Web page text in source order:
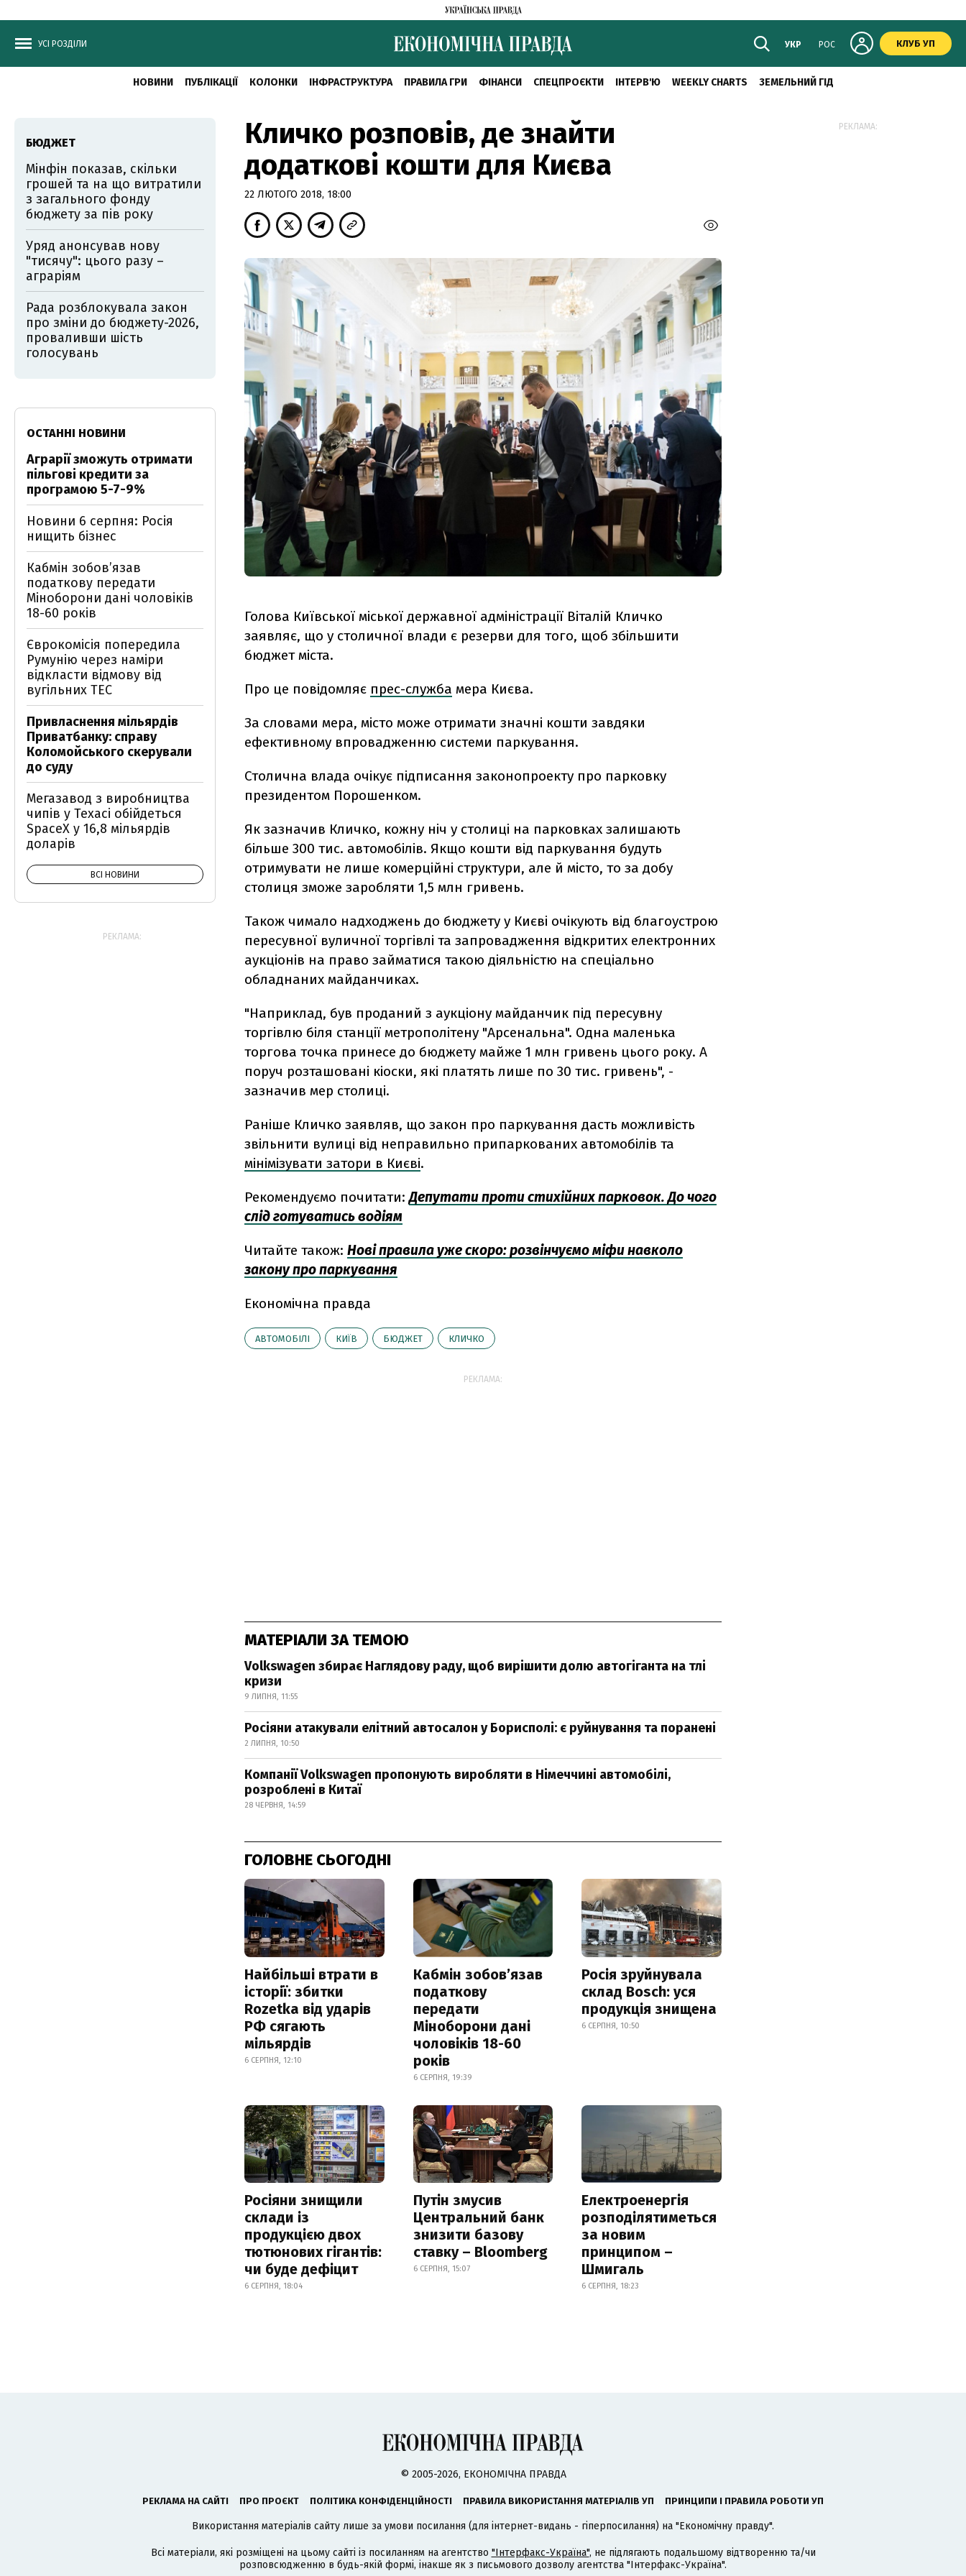
УСІ РОЗДІЛИ УКР РОС КЛУБ УП
НОВИНИ ПУБЛІКАЦІЇ КОЛОНКИ ІНФРАСТРУКТУРА ПРАВИЛА ГРИ ФІНАНСИ СПЕЦПРОЄКТИ ІНТЕРВ'Ю WEEKLY CHARTS ЗЕМЕЛЬНИЙ ГІД
Кличко розповів, де знайти
додаткові кошти для Києва
22 ЛЮТОГО 2018, 18:00
Голова Київської міської державної адміністрації Віталій Кличко
заявляє, що у столичної влади є резерви для того, щоб збільшити
бюджет міста.
Про це повідомляє прес-служба мера Києва.
За словами мера, місто може отримати значні кошти завдяки
ефективному впровадженню системи паркування.
Столична влада очікує підписання законопроекту про парковку
президентом Порошенком.
Як зазначив Кличко, кожну ніч у столиці на парковках залишають
більше 300 тис. автомобілів. Якщо кошти від паркування будуть
отримувати не лише комерційні структури, але й місто, то за добу
столиця зможе заробляти 1,5 млн гривень.
Також чимало надходжень до бюджету у Києві очікують від благоустрою
пересувної вуличної торгівлі та запровадження відкритих електронних
аукціонів на право займатися такою діяльністю на спеціально
обладнаних майданчиках.
"Наприклад, був проданий з аукціону майданчик під пересувну
торгівлю біля станції метрополітену "Арсенальна". Одна маленька
торгова точка принесе до бюджету майже 1 млн гривень цього року. А
поруч розташовані кіоски, які платять лише по 30 тис. гривень", -
зазначив мер столиці.
Раніше Кличко заявляв, що закон про паркування дасть можливість
звільнити вулиці від неправильно припаркованих автомобілів та
мінімізувати затори в Києві.
Рекомендуємо почитати:Депутати проти стихійних парковок. До чого
слід готуватись водіям
Читайте також: Нові правила уже скоро: розвінчуємо міфи навколо
закону про паркування
Економічна правда
АВТОМОБІЛІ КИЇВ БЮДЖЕТ КЛИЧКО
РЕКЛАМА:
МАТЕРІАЛИ ЗА ТЕМОЮ
Volkswagen збирає Наглядову раду, щоб вирішити долю автогіганта на тлі
кризи
9 ЛИПНЯ, 11:55
Росіяни атакували елітний автосалон у Борисполі: є руйнування та поранені
2 ЛИПНЯ, 10:50
Компанії Volkswagen пропонують виробляти в Німеччині автомобілі,
розроблені в Китаї
28 ЧЕРВНЯ, 14:59
ГОЛОВНЕ СЬОГОДНІ
Найбільші втрати в
історії: збитки
Rozetka від ударів
РФ сягають
мільярдів
6 СЕРПНЯ, 12:10
Кабмін зобовʼязав
податкову
передати
Міноборони дані
чоловіків 18-60
років
6 СЕРПНЯ, 19:39
Росія зруйнувала
склад Bosch: уся
продукція знищена
6 СЕРПНЯ, 10:50
Росіяни знищили
склади із
продукцією двох
тютюнових гігантів:
чи буде дефіцит
6 СЕРПНЯ, 18:04
Путін змусив
Центральний банк
знизити базову
ставку – Bloomberg
6 СЕРПНЯ, 15:07
Електроенергія
розподілятиметься
за новим
принципом –
Шмигаль
6 СЕРПНЯ, 18:23
БЮДЖЕТ
Мінфін показав, скільки
грошей та на що витратили
з загального фонду
бюджету за пів року
Уряд анонсував нову
"тисячу": цього разу –
аграріям
Рада розблокувала закон
про зміни до бюджету-2026,
проваливши шість
голосувань
ОСТАННІ НОВИНИ
Аграрії зможуть отримати
пільгові кредити за
програмою 5-7-9%
Новини 6 серпня: Росія
нищить бізнес
Кабмін зобовʼязав
податкову передати
Міноборони дані чоловіків
18-60 років
Єврокомісія попередила
Румунію через наміри
відкласти відмову від
вугільних ТЕС
Привласнення мільярдів
Приватбанку: справу
Коломойського скерували
до суду
Мегазавод з виробництва
чипів у Техасі обійдеться
SpaceX у 16,8 мільярдів
доларів
ВСІ НОВИНИ
РЕКЛАМА:
РЕКЛАМА:
© 2005-2026, ЕКОНОМІЧНА ПРАВДА
РЕКЛАМА НА САЙТІ ПРО ПРОЄКТ ПОЛІТИКА КОНФІДЕНЦІЙНОСТІ ПРАВИЛА ВИКОРИСТАННЯ МАТЕРІАЛІВ УП ПРИНЦИПИ І ПРАВИЛА РОБОТИ УП
Використання матеріалів сайту лише за умови посилання (для інтернет-видань - гіперпосилання) на "Економічну правду".
Всі матеріали, які розміщені на цьому сайті із посиланням на агентство "Інтерфакс-Україна", не підлягають подальшому відтворенню та/чи
розповсюдженню в будь-якій формі, інакше як з письмового дозволу агентства "Інтерфакс-Україна".